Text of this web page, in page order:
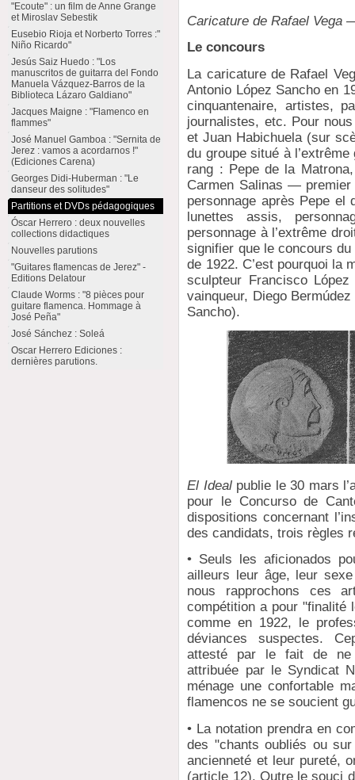
Caricature de Rafael Vega
Le concours
La caricature de Rafael
Antonio López Sancho en
cinquantenaire, artistes,
journalistes, etc. Pour
et Juan Habichuela (sur
du groupe situé à
rang : Pepe de la
Carmen Salinas —
personnage après Pepe el
lunettes assis,
personnage à l’extrême
signifier que le concours
de 1922. C’est pourquoi la
sculpteur Francisco
vainqueur, Diego
Sancho).
El Idealpublie le 30 mars
pour le Concurso de
dispositions concernant
des candidats, trois règles
• Seuls les aficionados
ailleurs leur âge, leur
nous rapprochons ces
compétition a pour "finalité
comme en 1922, le
déviances suspectes.
attesté par le fait de ne
attribuée par le Syndicat
ménage une confortable
flamencos ne se soucient
• La notation prendra en
des "chants oubliés ou
ancienneté et leur pureté,
(article 12). Outre le souci
"Ecoute" : un film de Anne Grange
et Miroslav Sebestik
Eusebio Rioja et Norberto Torres :"
Niño Ricardo"
Jesús Saiz Huedo : "Los
manuscritos de guitarra del Fondo
Manuela Vázquez-Barros de la
Biblioteca Lázaro Galdiano"
Jacques Maigne : "Flamenco en
flammes"
José Manuel Gamboa : "Sernita de
Jerez : vamos a acordarnos !"
(Ediciones Carena)
Georges Didi-Huberman : "Le
danseur des solitudes"
Partitions et DVDs pédagogiques
Óscar Herrero : deux nouvelles
collections didactiques
Nouvelles parutions
"Guitares flamencas de Jerez" -
Editions Delatour
Claude Worms : "8 pièces pour
guitare flamenca. Hommage à
José Peña"
José Sánchez : Soleá
Oscar Herrero Ediciones :
dernières parutions.